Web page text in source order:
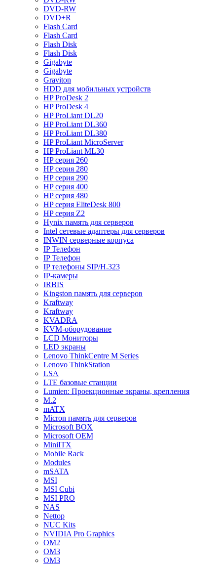
DVD-RW
DVD+R
Flash Card
Flash Card
Flash Disk
Flash Disk
Gigabyte
Gigabyte
Graviton
HDD для мобильных устройств
HP ProDesk 2
HP ProDesk 4
HP ProLiant DL20
HP ProLiant DL360
HP ProLiant DL380
HP ProLiant MicroServer
HP ProLiant ML30
HP серия 260
HP серия 280
HP серия 290
HP серия 400
HP серия 480
HP серия EliteDesk 800
HP серия Z2
Hynix память для серверов
Intel сетевые адаптеры для серверов
INWIN серверные корпуса
IP Телефон
IP Телефон
IP телефоны SIP/H.323
IP-камеры
IRBIS
Kingston память для серверов
Kraftway
Kraftway
KVADRA
KVM-оборудование
LCD Мониторы
LED экраны
Lenovo ThinkCentre M Series
Lenovo ThinkStation
LSA
LTE базовые станции
Lumien: Проекционные экраны, крепления
M.2
mATX
Micron память для серверов
Microsoft BOX
Microsoft OEM
MiniITX
Mobile Rack
Modules
mSATA
MSI
MSI Cubi
MSI PRO
NAS
Nettop
NUC Kits
NVIDIA Pro Graphics
OM2
OM3
OM3